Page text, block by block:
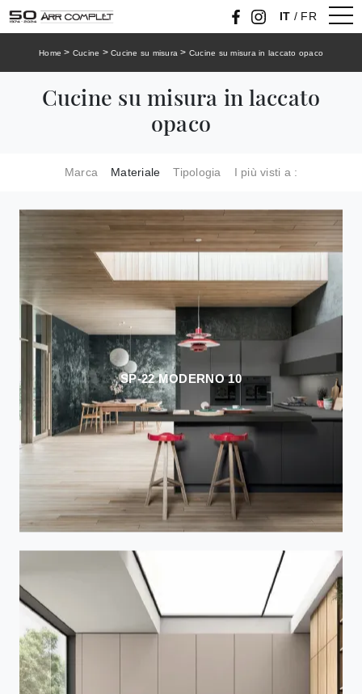
IT / FR
Home > Cucine > Cucine su misura > Cucine su misura in laccato opaco
Cucine su misura in laccato
opaco
Marca Materiale Tipologia I più visti a :
SP-22 MODERNO 10